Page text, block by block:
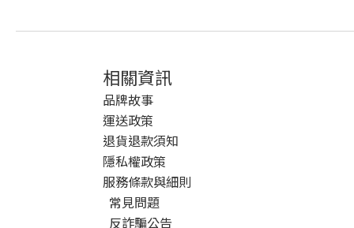
相關資訊
品牌故事
運送政策
退貨退款須知
隱私權政策
服務條款與細則
常見問題
反詐騙公告